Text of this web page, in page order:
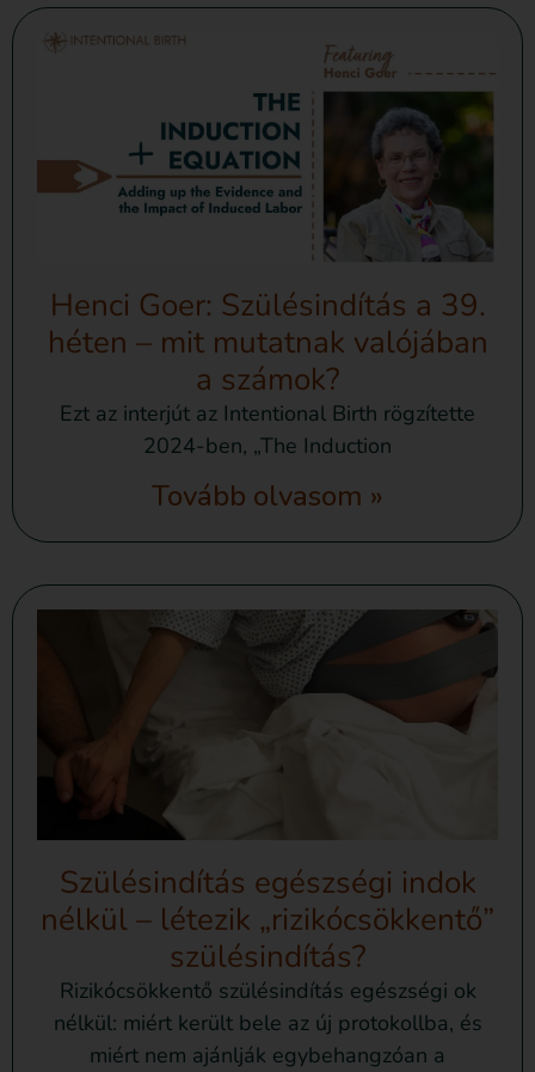
Henci Goer: Szülésindítás a 39.
héten – mit mutatnak valójában
a számok?
Ezt az interjút az Intentional Birth rögzítette
2024-ben, „The Induction
Tovább olvasom »
Szülésindítás egészségi indok
nélkül – létezik „rizikócsökkentő”
szülésindítás?
Rizikócsökkentő szülésindítás egészségi ok
nélkül: miért került bele az új protokollba, és
miért nem ajánlják egybehangzóan a